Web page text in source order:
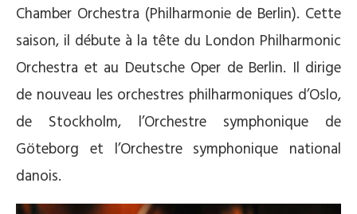
Chamber Orchestra (Philharmonie de Berlin). Cette
saison, il débute à la tête du London Philharmonic
Orchestra et au Deutsche Oper de Berlin. Il dirige
de nouveau les orchestres philharmoniques d’Oslo,
de Stockholm, l’Orchestre symphonique de
Göteborg et l’Orchestre symphonique national
danois.